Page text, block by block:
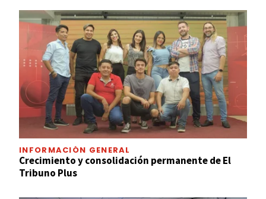
INFORMACIÓN GENERAL
Crecimiento y consolidación permanente de El
Tribuno Plus